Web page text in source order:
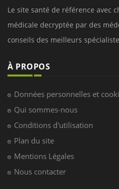
Le site santé de référence avec
médicale decryptée par des
conseils des meilleurs
À PROPOS
Données personnelles et
Qui sommes-nous
Conditions d'utilisation
Plan du site
Mentions Légales
Nous contacter